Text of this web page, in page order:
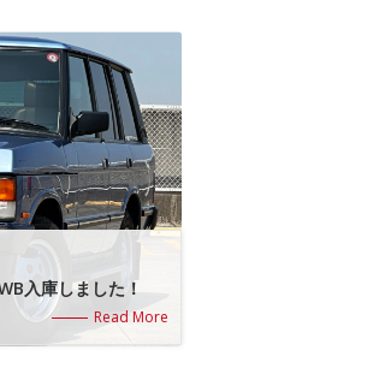
入庫しました！
Read More